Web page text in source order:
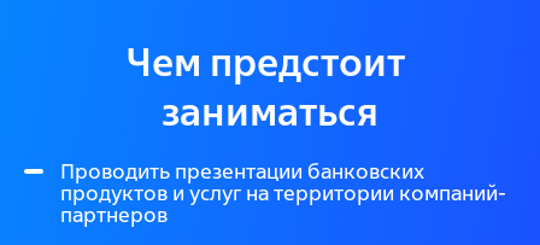
Чем предстоит
заниматься
Проводить презентации банковских
продуктов и услуг на территории компаний-
партнеров